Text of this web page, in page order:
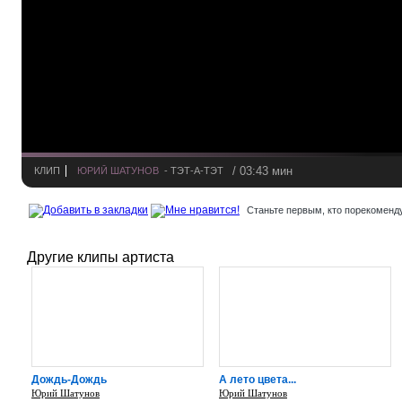
КЛИП ЮРИЙ ШАТУНОВ - ТЭТ-А-ТЭТ / 03:43 мин
Станьте первым, кто
Другие клипы артиста
Дождь-Дождь
Юрий Шатунов
А лето цвета...
Юрий Шатунов